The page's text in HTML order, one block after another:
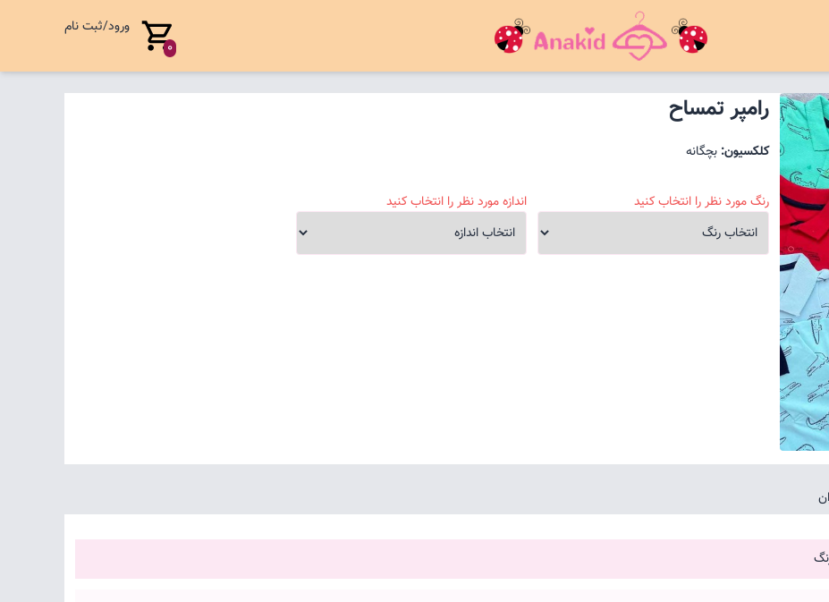
0
ورود/ثبت نام
رامپر تمساح
کلکسیون: بچگانه
رنگ مورد نظر را انتخاب کنید اندازه مورد نظر را انتخاب کنید